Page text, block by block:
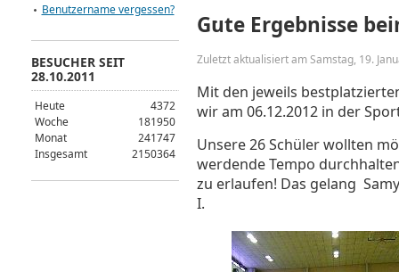
Gute Ergebnisse
Zuletzt aktualisiert am Samstag, 19.
Mit den jeweils
wir am 06.12.2012 in der
Unsere 26 Schüler wollten
werdende Tempo
zu erlaufen! Das gelang
I.
Benutzername vergessen?
BESUCHER SEIT
28.10.2011
Heute
4372
Woche
181950
Monat
241747
Insgesamt
2150364